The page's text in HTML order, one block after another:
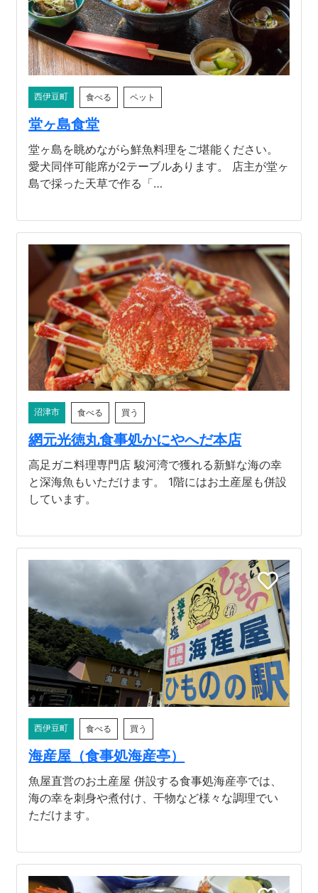
西伊豆町 食べる ペット
堂ヶ島食堂
堂ヶ島を眺めながら鮮魚料理をご堪能ください。
愛犬同伴可能席が2テーブルあります。 店主が堂ヶ
島で採った天草で作る「…
沼津市 食べる 買う
網元光徳丸食事処かにやへだ本店
高足ガニ料理専門店 駿河湾で獲れる新鮮な海の幸
と深海魚もいただけます。 1階にはお土産屋も併設
しています。
西伊豆町 食べる 買う
海産屋（食事処海産亭）
魚屋直営のお土産屋 併設する食事処海産亭では、
海の幸を刺身や煮付け、干物など様々な調理でい
ただけます。